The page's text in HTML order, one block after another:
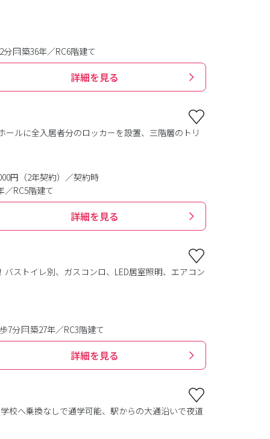
分 築36年／RC6階建て
詳細を見る
ルに全入居者分のロッカーを設置、三階層のトリ
円（2年契約）／契約時
／RC5階建て
詳細を見る
ストイレ別、ガスコンロ、LED居室照明、エアコン
7分 築27年／RC3階建て
詳細を見る
校へ乗換なしで通学可能、駅からの大通沿いで夜道